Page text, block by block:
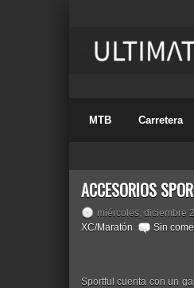
MTB Carretera
ACCESORIOS
miércoles, diciembre
XC/Maratón
Sin
Sportful cuenta con un